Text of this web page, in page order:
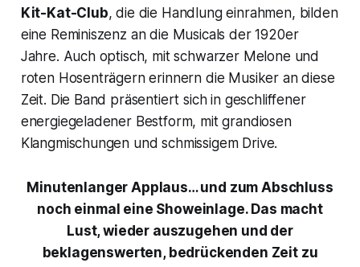
Kit-Kat-Club, die die Handlung einrahmen, bilden
eine Reminiszenz an die Musicals der 1920er
Jahre. Auch optisch, mit schwarzer Melone und
roten Hosenträgern erinnern die Musiker an diese
Zeit. Die Band präsentiert sich in geschliffener
energiegeladener Bestform, mit grandiosen
Klangmischungen und schmissigem Drive.
Minutenlanger Applaus… und zum Abschluss
noch einmal eine Showeinlage. Das macht
Lust, wieder auszugehen und der
beklagenswerten, bedrückenden Zeit zu